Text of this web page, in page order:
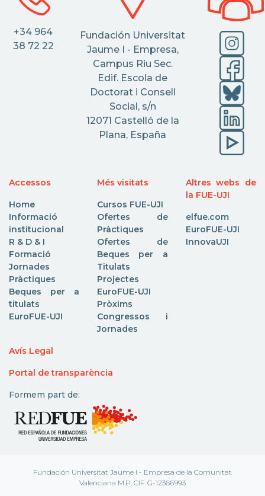
+34 964
38 72 22
Fundación Universitat
Jaume I - Empresa,
Campus Riu Sec.
Edif. Escola de
Doctorat i Consell
Social, s/n
12071 Castelló de la
Plana, España
Accessos
Home
Informació
institucional
R & D & I
Formació
Jornades
Pràctiques
Beques per a
titulats
EuroFUE-UJI
Més visitats
Cursos FUE-UJI
Ofertes de
Pràctiques
Ofertes de
Beques per a
Titulats
Projectes
EuroFUE-UJI
Pròxims
Congressos i
Jornades
Altres webs de
la FUE-UJI
elfue.com
EuroFUE-UJI
InnovaUJI
Avís Legal
Portal de transparència
Formem part de:
Fundación Universitat Jaume I - Empresa de la Comunitat
Valenciana M.P. CIF: G-12366993